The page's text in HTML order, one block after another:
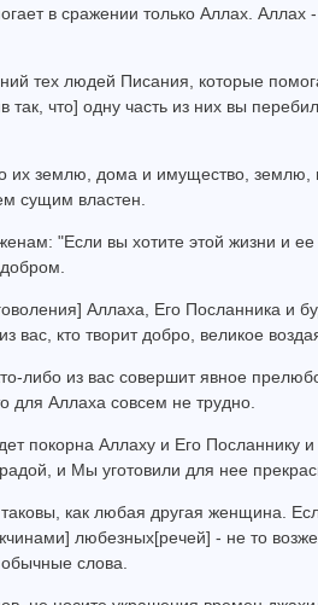
в сражении только Аллах. Аллах
тех людей Писания, которые
так, что] одну часть из них вы
их землю, дома и имущество, землю,
сущим властен.
"Если вы хотите этой жизни и ее
Аллаха, Его Посланника и
вас, кто творит добро, великое
либо из вас совершит явное
для Аллаха совсем не трудно.
покорна Аллаху и Его Посланнику
и Мы уготовили для нее
как любая другая женщина.
любезных[речей] - не то
слова.